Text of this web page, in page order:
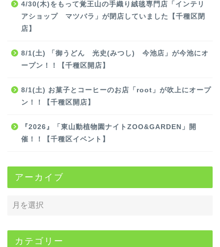
4/30(木)をもって覚王山の手織り絨毯専門店「インテリ
アショップ マツバラ」が閉店していました【千種区閉
店】
8/1(土) 「御うどん 光史(みつし) 今池店」が今池にオ
ープン！！【千種区開店】
8/1(土) お菓子とコーヒーのお店「root」が吹上にオープ
ン！！【千種区開店】
『2026』「東山動植物園ナイトZOO&GARDEN」開
催！！【千種区イベント】
アーカイブ
カテゴリー